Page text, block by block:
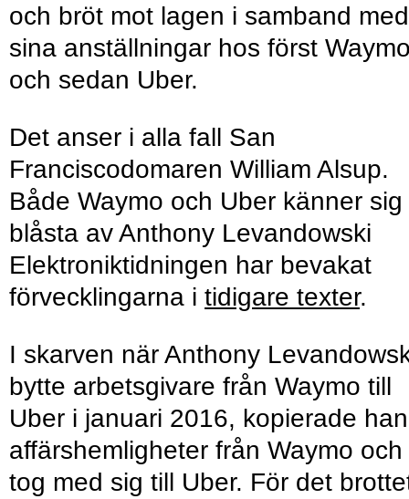
och bröt mot lagen i samband med
sina anställningar hos först
och sedan Uber.
Det anser i alla fall San
Franciscodomaren William Alsup.
Både Waymo och Uber känner sig
blåsta av Anthony Levandowski
Elektroniktidningen har bevakat
förvecklingarna i tidigare texter.
I skarven när Anthony
bytte arbetsgivare från Waymo till
Uber i januari 2016, kopierade han
affärshemligheter från Waymo och
tog med sig till Uber. För det